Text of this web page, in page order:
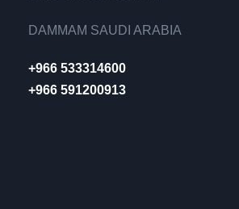
DAMMAM SAUDI ARABIA
+966 533314600
+966 591200913